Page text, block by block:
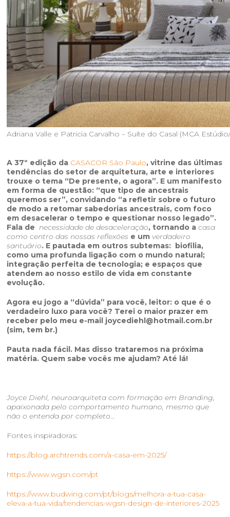
Adriana Valle e Patricia Carvalho – Suíte do Casal (MCA
A 37º edição da CASACOR São Paulo, vitrine das últimas
tendências do setor de arquitetura, arte e interiores
trouxe o tema “De presente, o agora”. E um manifesto
em forma de questão: “que tipo de ancestrais
queremos ser”, convidando “a refletir sobre o futuro
de modo a retomar sabedorias ancestrais, com foco
em desacelerar o tempo e questionar nosso legado”.
Fala denecessidade de desaceleração, tornando acasa
como centro das nossas reflexões e um verdadeiro
santuário. E pautada em outros subtemas: biofilia,
como uma profunda ligação com o mundo natural;
integração perfeita de tecnologia; e espaços que
atendem ao nosso estilo de vida em constante
evolução.
Agora eu jogo a “dúvida” para você, leitor: o que é o
verdadeiro luxo para você? Terei o maior prazer em
receber pelo meu e-mail joycediehl@hotmail.com.br
(sim, tem br.)
Pauta nada fácil. Mas disso trataremos na próxima
matéria. Quem sabe vocês me ajudam? Até lá!
Joyce Diehl, neuroarquiteta com formação em Branding,
apaixonada pelo comportamento humano, mesmo que
não o entenda por completo…
Fontes inspiradoras:
https://blog.archtrends.com/a-casa-em-2025/
https://www.wgsn.com/pt
https://www.budwing.com/pt/blogs/melhora-a-tua-casa-
eleva-a-tua-vida/tendencias-wgsn-design-de-interiores-2025